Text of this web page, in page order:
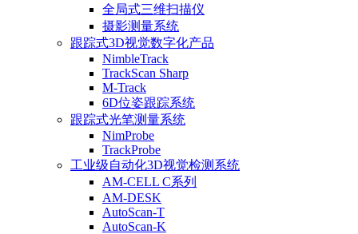
全局式三维扫描仪
摄影测量系统
跟踪式3D视觉数字化产品
NimbleTrack
TrackScan Sharp
M-Track
6D位姿跟踪系统
跟踪式光笔测量系统
NimProbe
TrackProbe
工业级自动化3D视觉检测系统
AM-CELL C系列
AM-DESK
AutoScan-T
AutoScan-K